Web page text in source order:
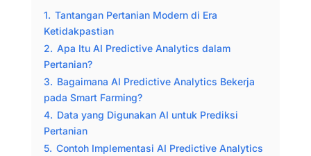
1. Tantangan Pertanian Modern di Era
Ketidakpastian
2. Apa Itu AI Predictive Analytics dalam
Pertanian?
3. Bagaimana AI Predictive Analytics Bekerja
pada Smart Farming?
4. Data yang Digunakan AI untuk Prediksi
Pertanian
5. Contoh Implementasi AI Predictive Analytics